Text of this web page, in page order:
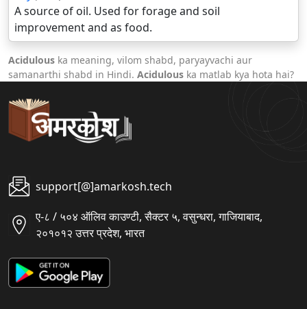
A source of oil. Used for forage and soil
improvement and as food.
Acidulous ka meaning, vilom shabd, paryayvachi aur
samanarthi shabd in Hindi. Acidulous ka matlab kya hota hai?
support[@]amarkosh.tech
ए-८ / ५०४ ऑलिव काउण्टी, सैक्टर ५, वसुन्धरा, गाजियाबाद,
२०१०१२ उत्तर प्रदेश, भारत